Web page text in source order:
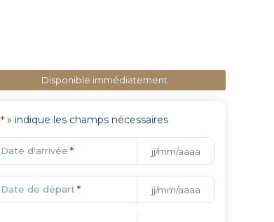
Disponible immédiatement
* » indique les champs nécessaires
Date d'arrivée *
Date de départ *